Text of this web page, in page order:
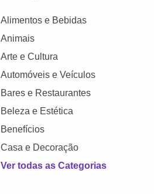
Alimentos e Bebidas
Animais
Arte e Cultura
Automóveis e Veículos
Bares e Restaurantes
Beleza e Estética
Benefícios
Casa e Decoração
Ver todas as Categorias